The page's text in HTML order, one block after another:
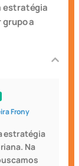
estratégia
a
Frony
estratégia
Na